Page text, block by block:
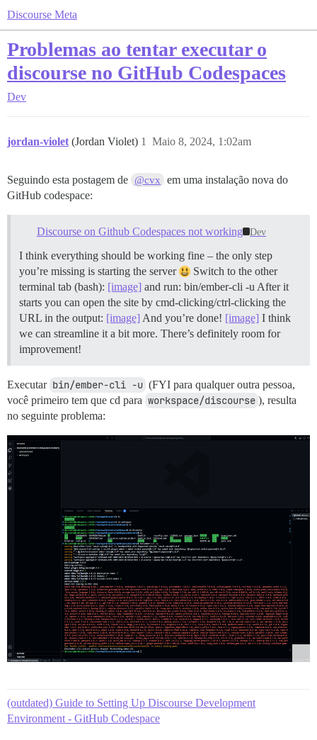
Discourse Meta
Problemas ao tentar executar o
discourse no GitHub Codespaces
Dev
jordan-violet (Jordan Violet) Maio 8, 2024, 1:02am
1
Seguindo esta postagem de @cvx
em uma instalação nova do
GitHub codespace:
Discourse on Github Codespaces not working Dev
I think everything should be working fine – the only step
you’re missing is starting the server
Switch to the other
terminal tab (bash): [image] and run: bin/ember-cli -u After it
starts you can open the site by cmd-clicking/ctrl-clicking the
URL in the output: [image] And you’re done! [image] I think
we can streamline it a bit more. There’s definitely room for
improvement!
Executar bin/ember-cli -u (FYI para qualquer outra pessoa,
você primeiro tem que cd para workspace/discourse ), resulta
no seguinte problema:
(outdated) Guide to Setting Up Discourse Development
Environment - GitHub Codespace